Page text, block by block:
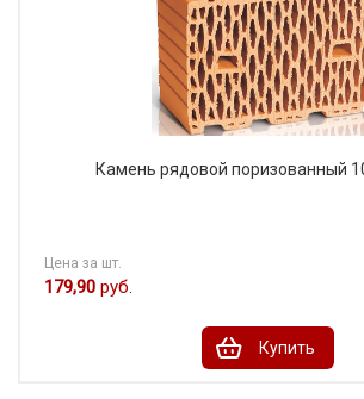
Камень рядовой поризованный
Цена за шт.
179,90 руб.
Купить